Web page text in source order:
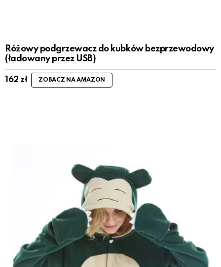
Różowy podgrzewacz do kubków bezprzewodowy
(ładowany przez USB)
162zł ZOBACZ NA AMAZON